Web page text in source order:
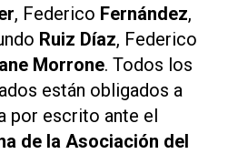
, Federico Fernández,
Ruiz Díaz, Federico
Morrone. Todos los
están obligados a
por escrito ante el
de la Asociación del